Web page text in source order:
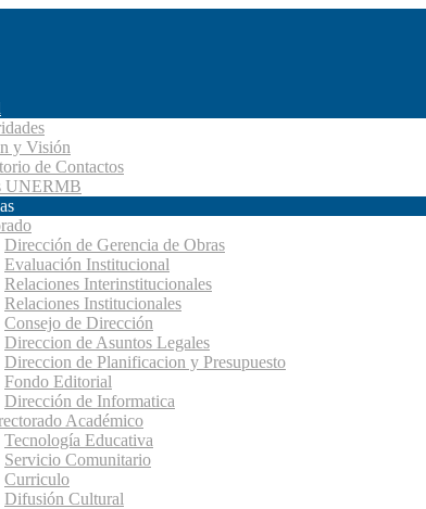
y Visión
de Contactos
UNERMB
Dirección de Gerencia de Obras
Evaluación Institucional
Relaciones Interinstitucionales
Relaciones Institucionales
Consejo de Dirección
Direccion de Asuntos Legales
Direccion de Planificacion y Presupuesto
Fondo Editorial
Dirección de Informatica
Académico
Tecnología Educativa
Servicio Comunitario
Curriculo
Difusión Cultural